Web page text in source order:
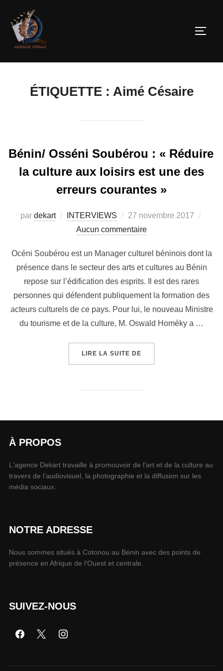
ÉTIQUETTE : Aimé Césaire
Bénin/ Osséni Soubérou : « Réduire
la culture aux loisirs est une des
erreurs courantes »
par dekart INTERVIEWS
27 novembre 2017
Aucun commentaire
Océni Soubérou est un Manager culturel béninois dont la
présence dans le secteur des arts et cultures au Bénin
repose sur l’édification des esprits. Il est des rares
personnes qui défendent publiquement la formation des
acteurs culturels de ce pays. Pour lui, le nouveau Ministre
du tourisme et de la culture, M. Oswald Homéky a …
LIRE LA SUITE DE
À PROPOS
L'agence Dekart travaille à promouvoir de l'art et de la culture au
travers de l'audiovisuel, la photographie et la diffusion sur les
média sociaux.
NOTRE ADRESSE
Nous sommes situés à Cotonou au Bénin avec des points de
présence en Afrique de l'Ouest et centrale.
SUIVEZ-NOUS